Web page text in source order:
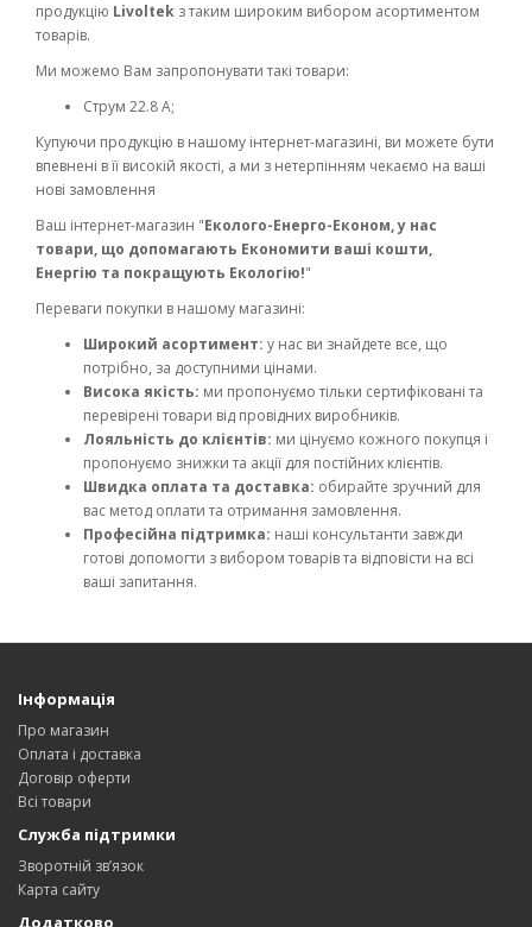
продукцію Livoltek з таким широким вибором асортиментом
товарів.
Ми можемо Вам запропонувати такі товари:
Струм 22.8 A;
Купуючи продукцію в нашому інтернет-магазині, ви можете бути
впевнені в її високій якості, а ми з нетерпінням чекаємо на ваші
нові замовлення
Ваш інтернет-магазин "Еколого-Енерго-Економ, у нас
товари, що допомагають Економити ваші кошти,
Енергію та покращують Екологію!"
Переваги покупки в нашому магазині:
Широкий асортимент: у нас ви знайдете все, що
потрібно, за доступними цінами.
Висока якість: ми пропонуємо тільки сертифіковані та
перевірені товари від провідних виробників.
Лояльність до клієнтів: ми цінуємо кожного покупця і
пропонуємо знижки та акції для постійних клієнтів.
Швидка оплата та доставка: обирайте зручний для
вас метод оплати та отримання замовлення.
Професійна підтримка: наші консультанти завжди
готові допомогти з вибором товарів та відповісти на всі
ваші запитання.
Інформація
Про магазин
Оплата і доставка
Договір оферти
Всі товари
Служба підтримки
Зворотній зв’язок
Карта сайту
Додатково